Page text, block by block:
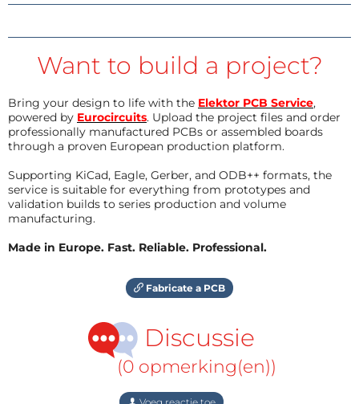
Want to build a project?
Bring your design to life with the Elektor PCB Service,
powered by Eurocircuits. Upload the project files and order
professionally manufactured PCBs or assembled boards
through a proven European production platform.
Supporting KiCad, Eagle, Gerber, and ODB++ formats, the
service is suitable for everything from prototypes and
validation builds to series production and volume
manufacturing.
Made in Europe. Fast. Reliable. Professional.
Fabricate a PCB
Discussie
(0 opmerking(en))